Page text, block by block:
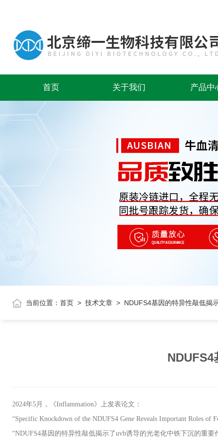
首页 关于我们 产品中
当前位置： 首页 > 技术文章 > NDUFS4基因的特异性敲低揭
2024年5月，《Inflammation》上发表论文：
“Specific Knockdown of the NDUFS4 Gene Reveals Important Roles of
“NDUFS4基因的特异性敲低揭示了uvb诱导的光老化中铁下沉的重要